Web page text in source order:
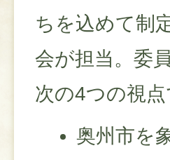
ちを込めて制
会が担当。委
次の4つの視
奥州市を